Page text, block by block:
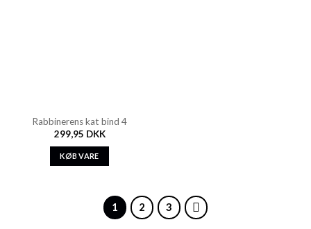
Rabbinerens kat bind 4
299,95 DKK
KØB VARE
1 2 3